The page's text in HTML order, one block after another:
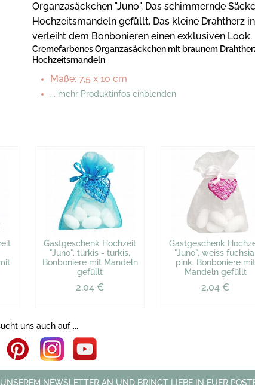
Organzasäckchen "Juno". Das schimmernde
Hochzeitsmandeln gefüllt. Das kleine Drahtherz
verleiht dem Bonbonieren einen exklusiven Look.
Cremefarbenes Organzasäckchen mit braunem
Hochzeitsmandeln
Maße: 7,5 x 10 cm
... mehr Produktinfos einblenden
Gastgeschenk Hochzeit
"Juno", türkis - türkis,
Bonboniere mit Mandeln
gefüllt
2,04 €
Gastgeschenk
"Juno", weiss fuchsia,
pink, Bonboniere mit
Mandeln gefüllt
2,04 €
uns auch auf ...
NEWSLETTER AN UND BRINGT LIEBE IN EUER